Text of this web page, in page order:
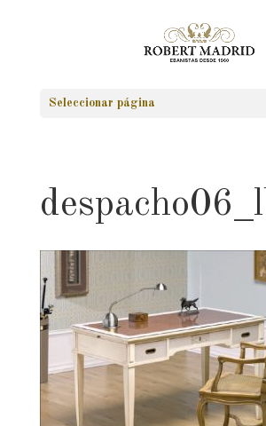
Seleccionar página